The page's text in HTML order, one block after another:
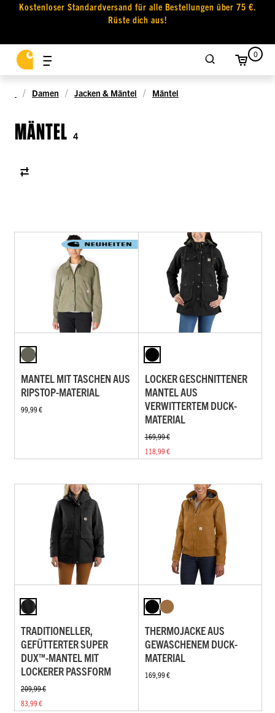
Kostenloser Standardversand für alle Bestellungen über 75 €.
Rüste dich aus!
0
Damen Jacken & Mäntel Mäntel
MÄNTEL 4
MANTEL MIT TASCHEN AUS
RIPSTOP-MATERIAL
99,99 €
LOCKER GESCHNITTENER
MANTEL AUS
VERWITTERTEM DUCK-
MATERIAL
169,99 €
118,99 €
TRADITIONELLER,
GEFÜTTERTER SUPER
DUX™-MANTEL MIT
LOCKERER PASSFORM
209,99 €
83,99 €
THERMOJACKE AUS
GEWASCHENEM DUCK-
MATERIAL
169,99 €